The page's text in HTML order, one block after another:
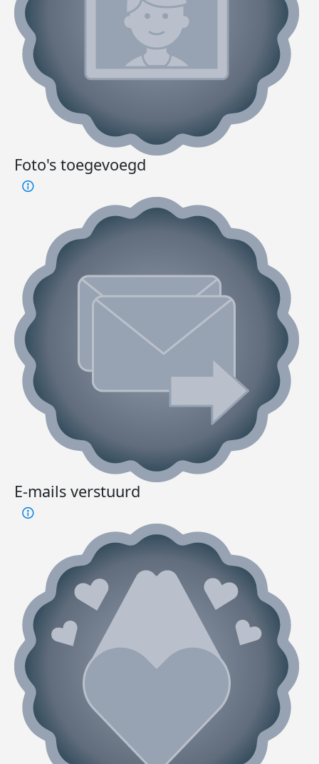
Foto's toegevoegd
E-mails verstuurd